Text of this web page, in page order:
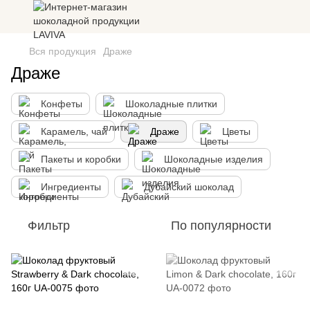
Вся продукция Драже
Драже
Конфеты Шоколадные плитки
Карамель, чай Драже Цветы
Пакеты и коробки Шоколадные изделия
Ингредиенты Дубайский шоколад
Фильтр По популярности